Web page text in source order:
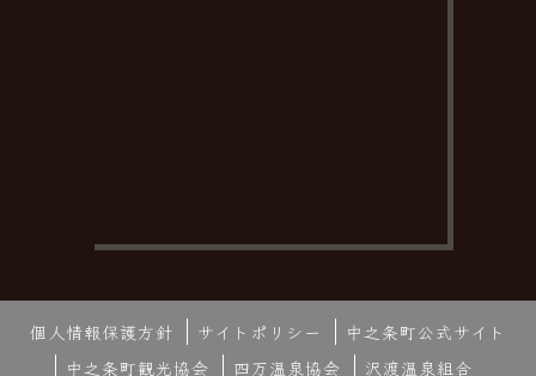
個人情報保護方針 サイトポリシー
中之条町公式サイト
中之条町観光協会
四万温泉協会 沢渡温泉組合